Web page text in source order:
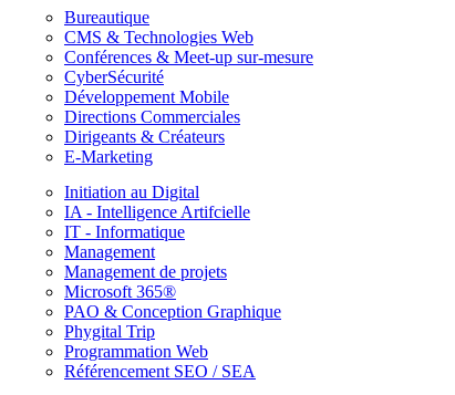
Bureautique
CMS & Technologies Web
Conférences & Meet-up sur-mesure
CyberSécurité
Développement Mobile
Directions Commerciales
Dirigeants & Créateurs
E-Marketing
Initiation au Digital
IA - Intelligence Artifcielle
IT - Informatique
Management
Management de projets
Microsoft 365®
PAO & Conception Graphique
Phygital Trip
Programmation Web
Référencement SEO / SEA